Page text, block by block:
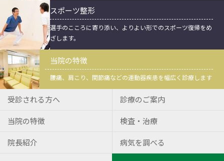
スポーツ整形
選手のこころに寄り添い、よりよい形でのスポーツ復帰をめ
ざします。
当院の特徴
腰痛、肩こり、関節痛などの運動器疾患を幅広く診療します
受診される方へ 診療のご案内
当院の特徴 検査・治療
院長紹介 病気を調べる